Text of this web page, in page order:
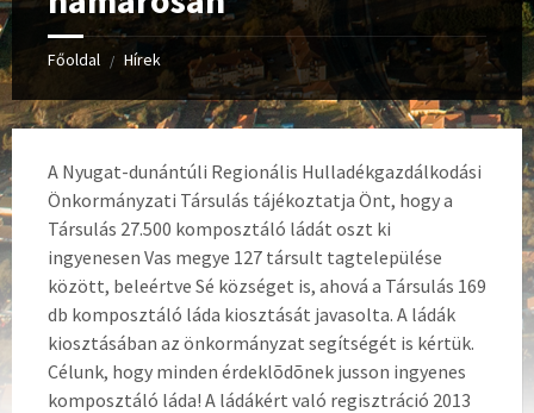
Főoldal / Hírek
A Nyugat-dunántúli Regionális Hulladékgazdálkodási
Önkormányzati Társulás tájékoztatja Önt, hogy a
Társulás 27.500 komposztáló ládát oszt ki
ingyenesen Vas megye 127 társult tagtelepülése
között, beleértve Sé községet is, ahová a Társulás 169
db komposztáló láda kiosztását javasolta. A ládák
kiosztásában az önkormányzat segítségét is kértük.
Célunk, hogy minden érdeklõdõnek jusson ingyenes
komposztáló láda! A ládákért való regisztráció 2013